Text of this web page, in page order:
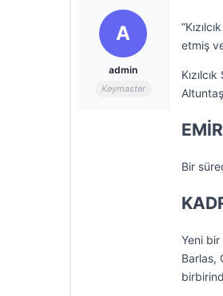
A
admin
Keymaster
etmiş
Bir
Yeni bir
Barlas,